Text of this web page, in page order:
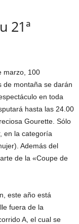
21ª
marzo, 100
de montaña se darán
en toda
hasta las 24.00
Gourette. Sólo
en la categoría
Además del
de la «Coupe de
este año está
fuera de la
A, el cual se